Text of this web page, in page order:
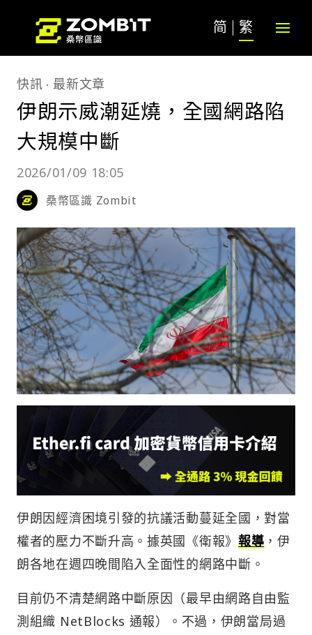
简 繁
快訊 最新文章
伊朗示威潮延燒，全國網路陷
大規模中斷
2026/01/09 18:05
桑幣區識 Zombit
伊朗因經濟困境引發的抗議活動蔓延全國，對當
權者的壓力不斷升高。據英國《衛報》 報導 ，伊
朗各地在週四晚間陷入全面性的網路中斷。
目前仍不清楚網路中斷原因（最早由網路自由監
測組織 NetBlocks 通報）。不過，伊朗當局過